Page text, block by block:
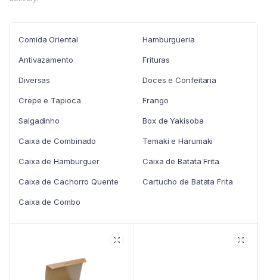
Comida Oriental Hamburgueria
Antivazamento Frituras
Diversas Doces e Confeitaria
Crepe e Tapioca Frango
Salgadinho Box de Yakisoba
Caixa de Combinado Temaki e Harumaki
Caixa de Hamburguer Caixa de Batata Frita
Caixa de Cachorro Quente Cartucho de Batata Frita
Caixa de Combo